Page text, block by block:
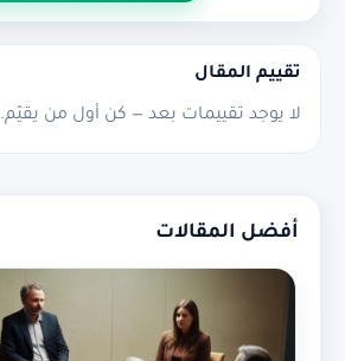
تقييم المقال
لا يوجد تقييمات بعد — كن أول من يقيّم.
أفضل المقالات